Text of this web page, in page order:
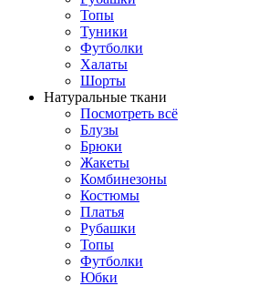
Топы
Туники
Футболки
Халаты
Шорты
Натуральные ткани
Посмотреть всё
Блузы
Брюки
Жакеты
Комбинезоны
Костюмы
Платья
Рубашки
Топы
Футболки
Юбки